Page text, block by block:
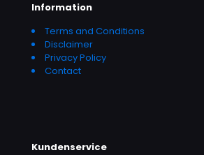
Information
Terms and Conditions
Disclaimer
Privacy Policy
Contact
Kundenservice